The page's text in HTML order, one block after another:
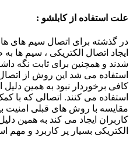
علت استفاده از کابلشو :
در گذشته برای اتصال سیم های
ایجاد اتصال الکتریکی ، سیم ها
شدند و همچنین برای ثابت نگه
استفاده می شد این روش از
کافی برخوردار نبود به همین
استفاده می کنند. اتصالی که با
مقایسه با روش های قبلی امنیت
کاربران ایجاد می کند به همین
الکتریکی بسیار پر کاربرد و مهم